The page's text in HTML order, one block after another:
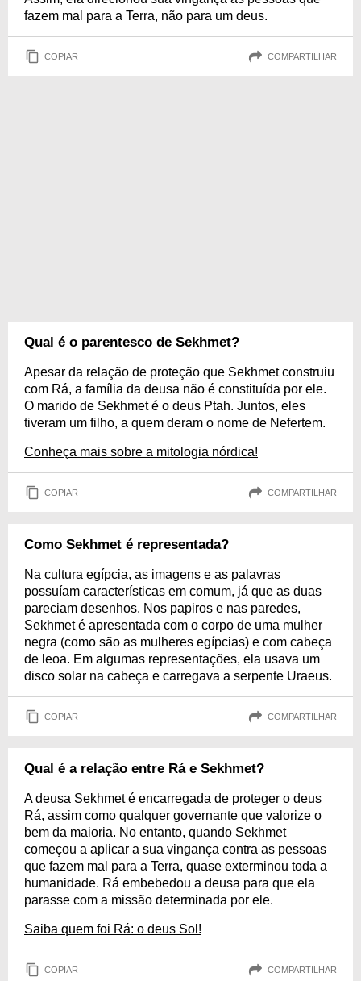
fazem mal para a Terra, não para um deus.
COPIAR COMPARTILHAR
Qual é o parentesco de Sekhmet?
Apesar da relação de proteção que Sekhmet construiu
com Rá, a família da deusa não é constituída por ele.
O marido de Sekhmet é o deus Ptah. Juntos, eles
tiveram um filho, a quem deram o nome de Nefertem.
Conheça mais sobre a mitologia nórdica!
COPIAR COMPARTILHAR
Como Sekhmet é representada?
Na cultura egípcia, as imagens e as palavras
possuíam características em comum, já que as duas
pareciam desenhos. Nos papiros e nas paredes,
Sekhmet é apresentada com o corpo de uma mulher
negra (como são as mulheres egípcias) e com cabeça
de leoa. Em algumas representações, ela usava um
disco solar na cabeça e carregava a serpente Uraeus.
COPIAR COMPARTILHAR
Qual é a relação entre Rá e Sekhmet?
A deusa Sekhmet é encarregada de proteger o deus
Rá, assim como qualquer governante que valorize o
bem da maioria. No entanto, quando Sekhmet
começou a aplicar a sua vingança contra as pessoas
que fazem mal para a Terra, quase exterminou toda a
humanidade. Rá embebedou a deusa para que ela
parasse com a missão determinada por ele.
Saiba quem foi Rá: o deus Sol!
COPIAR COMPARTILHAR